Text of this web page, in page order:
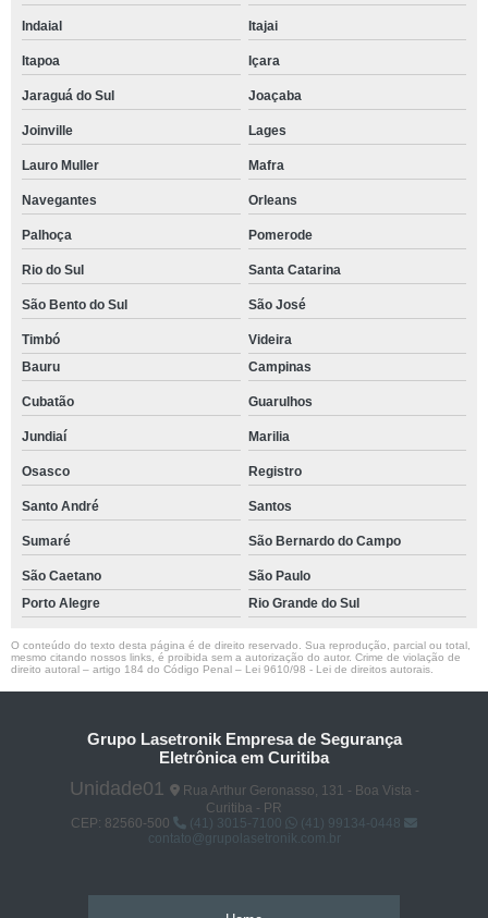
Indaial Itajai
Itapoa Içara
Jaraguá do Sul Joaçaba
Joinville Lages
Lauro Muller Mafra
Navegantes Orleans
Palhoça Pomerode
Rio do Sul Santa Catarina
São Bento do Sul São José
Timbó
Videira
Bauru
Campinas
Cubatão Guarulhos
Jundiaí Marilia
Osasco Registro
Santo André Santos
Sumaré São Bernardo do Campo
São Caetano
São Paulo
Porto Alegre
Rio Grande do Sul
O conteúdo do texto desta página é de direito reservado. Sua reprodução, parcial ou total,
mesmo citando nossos links, é proibida sem a autorização do autor. Crime de violação de
direito autoral – artigo 184 do Código Penal – Lei 9610/98 - Lei de direitos autorais
Grupo Lasetronik Empresa de Segurança
Eletrônica em Curitiba
Unidade01
Rua Arthur Geronasso, 131 - Boa Vista -
Curitiba - PR
CEP: 82560-500
(41) 3015-7100
(41) 99134-0448
contato@grupolasetronik.com.br